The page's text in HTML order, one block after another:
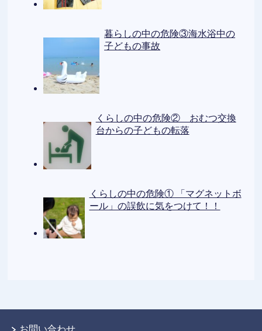
暮らしの中の危険③海水浴中の
子どもの事故
くらしの中の危険② おむつ交換
台からの子どもの転落
くらしの中の危険① 「マグネットボ
ール」の誤飲に気をつけて！！